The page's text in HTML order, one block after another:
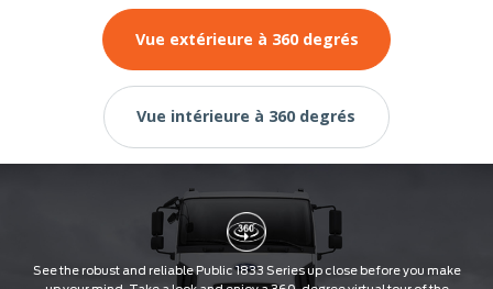
Vue extérieure à 360 degrés
Vue intérieure à 360 degrés